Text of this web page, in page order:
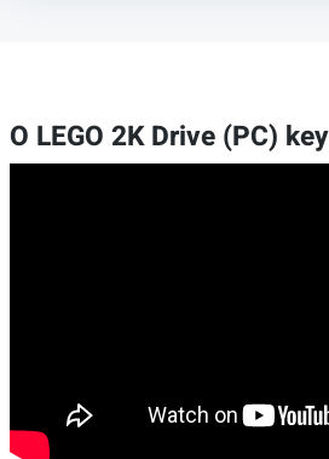
O LEGO 2K Drive (PC) key